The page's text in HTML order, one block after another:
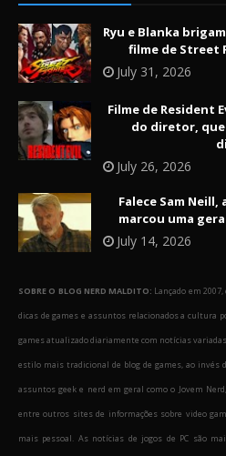
Ryu e Blanka
filme de Street
July 31, 2026
Filme de Resident
do diretor,
July 26, 2026
Falece Sam
marcou uma
July 14, 2026
SOBRE O BLOG NERD MALDITO: Lançado em
dicas de games e assuntos relacionados a cultura
games atualizado diariamente com notícias
estilo mais tradicional de blog de games, ao invés
assuntos geek e nerd em geral como o Jovem
entre outros sites de informações sobre video
mais pessoal. As notícias de jogos de PC são